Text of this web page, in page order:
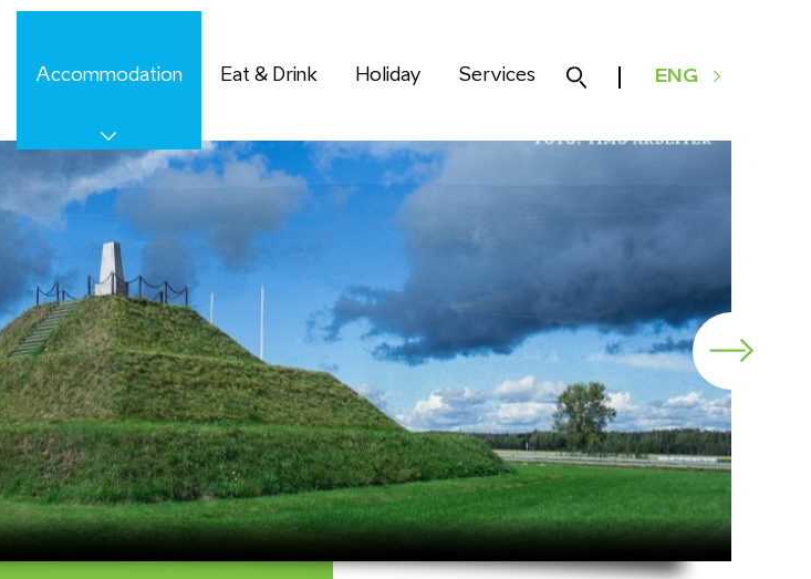
Accommodation Eat & Drink Holiday Services ENG